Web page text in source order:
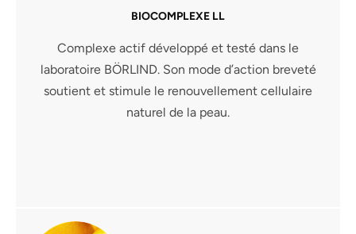
BIOCOMPLEXE LL
Complexe actif développé et testé dans le
laboratoire BÖRLIND. Son mode d’action breveté
soutient et stimule le renouvellement cellulaire
naturel de la peau.